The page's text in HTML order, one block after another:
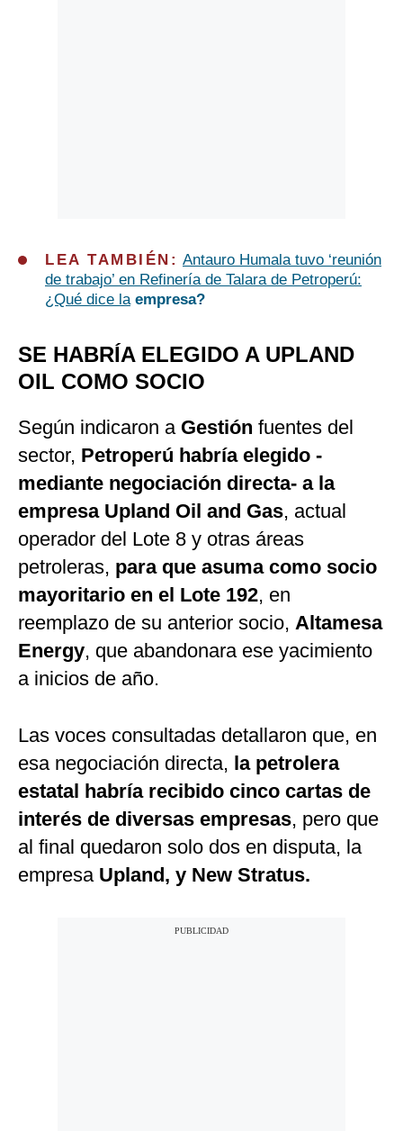
LEA TAMBIÉN: Antauro Humala tuvo ‘reunión
de trabajo’ en Refinería de Talara de Petroperú:
¿Qué dice laempresa?
SE HABRÍA ELEGIDO A UPLAND
OIL COMO SOCIO
Según indicaron a Gestión fuentes del
sector, Petroperú habría elegido -
mediante negociación directa- a la
empresa Upland Oil and Gas, actual
operador del Lote 8 y otras áreas
petroleras, para que asuma como socio
mayoritario en el Lote 192, en
reemplazo de su anterior socio, Altamesa
Energy, que abandonara ese yacimiento
a inicios de año.
Las voces consultadas detallaron que, en
esa negociación directa, la petrolera
estatal habría recibido cinco cartas de
interés de diversas empresas, pero que
al final quedaron solo dos en disputa, la
empresaUpland, y New Stratus.